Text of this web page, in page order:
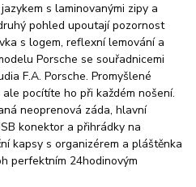
s laminovanými zipy a
pohled upoutají pozornost
s logem, reflexní lemování a
Porsche se souřadnicemi
F.A. Porsche. Promyšlené
pocítíte ho při každém nošení.
neoprenová záda, hlavní
konektor a přihrádky na
kapsy s organizérem a pláštěnka
perfektním 24hodinovým